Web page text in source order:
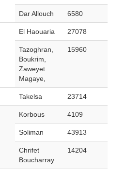
Dar Allouch 6580
El Haouaria 27078
Tazoghran,
Boukrim,
Zaweyet
Magaye,
15960
Takelsa 23714
Korbous 4109
Soliman 43913
Chrifet
Boucharray
14204